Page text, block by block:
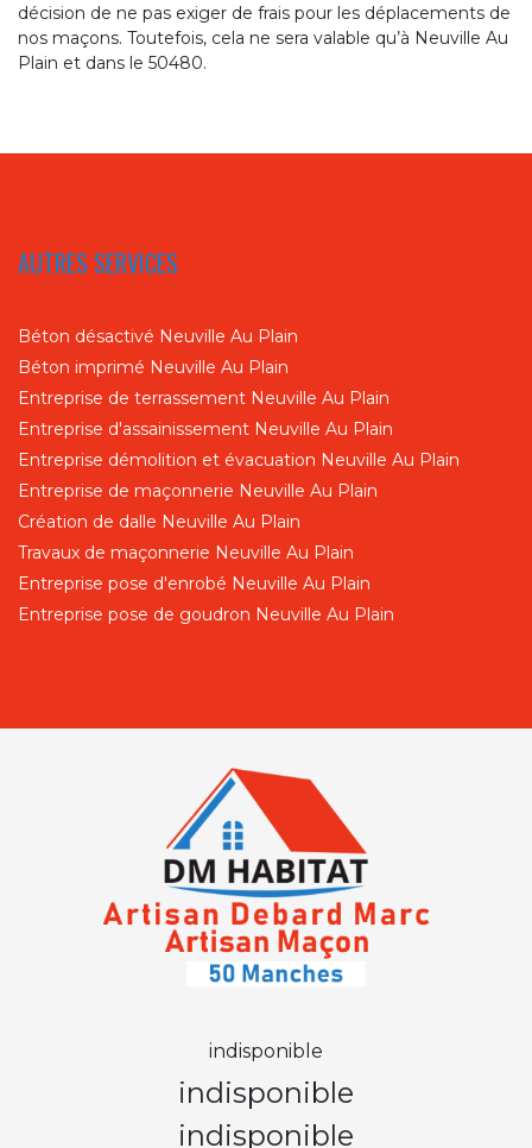
décision de ne pas exiger de frais pour les déplacements de
nos maçons. Toutefois, cela ne sera valable qu’à Neuville Au
Plain et dans le 50480.
AUTRES SERVICES
Béton désactivé Neuville Au Plain
Béton imprimé Neuville Au Plain
Entreprise de terrassement Neuville Au Plain
Entreprise d'assainissement Neuville Au Plain
Entreprise démolition et évacuation Neuville Au Plain
Entreprise de maçonnerie Neuville Au Plain
Création de dalle Neuville Au Plain
Travaux de maçonnerie Neuville Au Plain
Entreprise pose d'enrobé Neuville Au Plain
Entreprise pose de goudron Neuville Au Plain
indisponible
indisponible
indisponible